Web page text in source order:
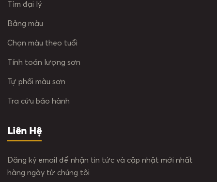
Tìm đại lý
Bảng màu
Chọn màu theo tuổi
Tính toán lượng sơn
Tự phối màu sơn
Tra cứu bảo hành
Liên Hệ
Đăng ký email để nhận tin tức và cập nhật mới nhất
hàng ngày từ chúng tôi